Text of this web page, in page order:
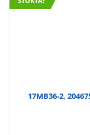
17MB36-2,